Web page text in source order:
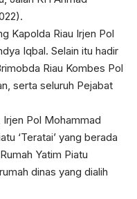
Kapolda Riau Irjen Pol
Iqbal. Selain itu hadir
Riau Kombes Pol
serta seluruh Pejabat
Irjen Pol Mohammad
‘Teratai’ yang berada
Yatim Piatu
dinas yang dialih